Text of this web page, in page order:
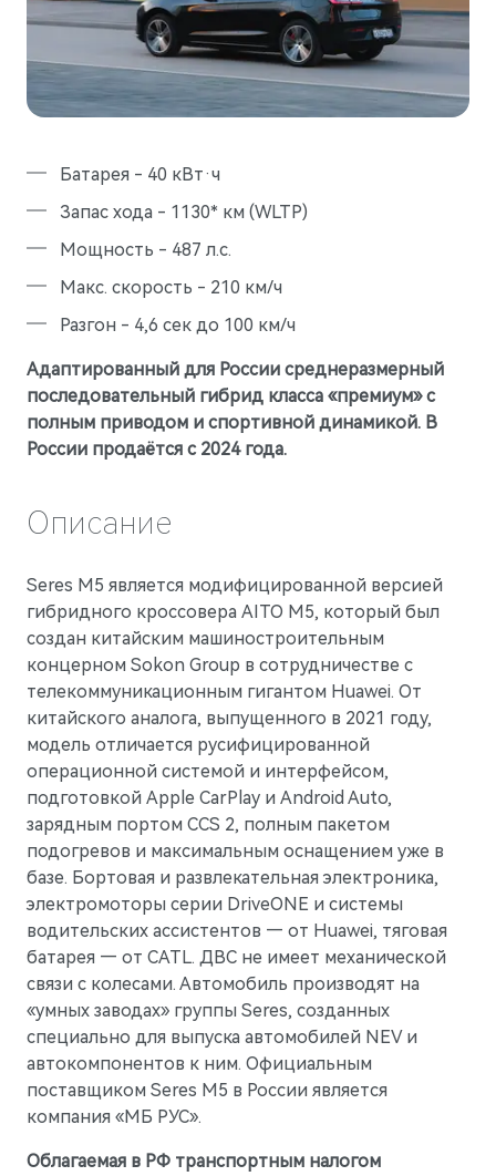
M5 Стильный спортивный кроссовер
от 5 800 000 ₽
M7 Представительский кроссовер
от 6 090 000 ₽
M5Стильный спортивный кроссовер
Гарантия
Руководства по эксплуатации
АКСЕССУАРЫ
Технические аксессуары
Колеса в сборе
Новости компании
Блогеры о нас
МТС
Батарея - 40 кВт·ч
Запас хода - 1130* км (WLTP)
Мощность - 487 л.с.
Макс. скорость - 210 км/ч
Разгон - 4,6 сек до 100 км/ч
Адаптированный для России среднеразмерный
последовательный гибрид класса «премиум» с
полным приводом и спортивной динамикой. В
России продаётся с 2024 года.
Описание
Seres М5 является модифицированной версией
гибридного кроссовера AITO M5, который был
создан китайским машиностроительным
концерном Sokon Group в сотрудничестве с
телекоммуникационным гигантом Huawei. От
китайского аналога, выпущенного в 2021 году,
модель отличается русифицированной
операционной системой и интерфейсом,
подготовкой Apple CarPlay и Android Auto,
зарядным портом CCS 2, полным пакетом
подогревов и максимальным оснащением уже в
базе. Бортовая и развлекательная электроника,
электромоторы серии DriveONE и системы
водительских ассистентов — от Huawei, тяговая
батарея — от CATL. ДВС не имеет механической
связи с колесами. Автомобиль производят на
«умных заводах» группы Seres, созданных
специально для выпуска автомобилей NEV и
автокомпонентов к ним. Официальным
поставщиком Seres М5 в России является
компания «МБ РУС».
Облагаемая в РФ транспортным налогом